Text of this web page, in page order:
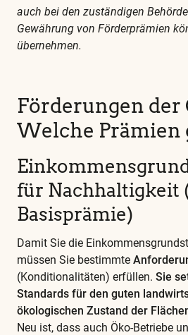
finden
Sie
Glossar
auch bei den zuständigen
Gewährung von Förderprämien
übernehmen.
Förderungen der
Welche Prämien
für Nachhaltigkeit
Basisprämie)
Damit Sie die
müssen Sie bestimmte
(Konditionalitäten) erfüllen. Sie
Standards für den guten
ökologischen Zustand der
Neu ist, dass auch Öko-Betriebe